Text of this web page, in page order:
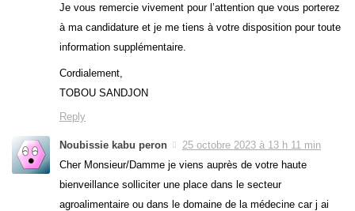
Je vous remercie vivement pour l’attention que vous porterez
à ma candidature et je me tiens à votre disposition pour toute
information supplémentaire.
Cordialement,
TOBOU SANDJON
Reply
Noubissie kabu peron
25 octobre 2023 à 13 h 11 min
Cher Monsieur/Damme je viens auprès de votre haute
bienveillance solliciter une place dans le secteur
agroalimentaire ou dans le domaine de la médecine car j ai